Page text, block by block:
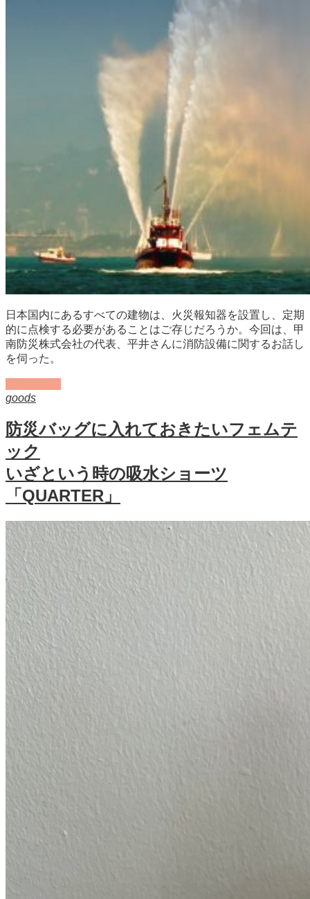
日本国内にあるすべての建物は、火災報知器を設置し、定期
的に点検する必要があることはご存じだろうか。今回は、甲
南防災株式会社の代表、平井さんに消防設備に関するお話し
を伺った。
goods
防災バッグに入れておきたいフェムテ
ック
いざという時の吸水ショーツ
「QUARTER」